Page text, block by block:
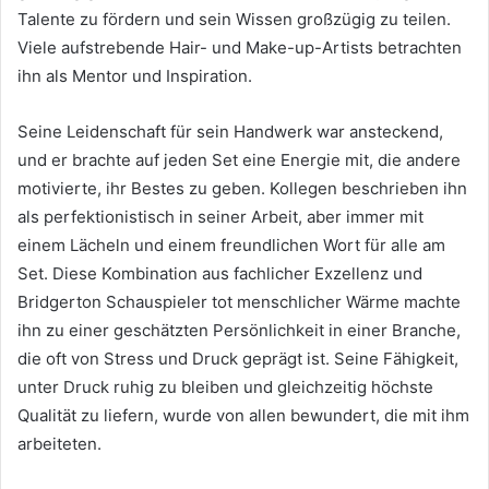
Talente zu fördern und sein Wissen großzügig zu teilen.
Viele aufstrebende Hair- und Make-up-Artists betrachten
ihn als Mentor und Inspiration.
Seine Leidenschaft für sein Handwerk war ansteckend,
und er brachte auf jeden Set eine Energie mit, die andere
motivierte, ihr Bestes zu geben. Kollegen beschrieben ihn
als perfektionistisch in seiner Arbeit, aber immer mit
einem Lächeln und einem freundlichen Wort für alle am
Set. Diese Kombination aus fachlicher Exzellenz und
Bridgerton Schauspieler tot menschlicher Wärme machte
ihn zu einer geschätzten Persönlichkeit in einer Branche,
die oft von Stress und Druck geprägt ist. Seine Fähigkeit,
unter Druck ruhig zu bleiben und gleichzeitig höchste
Qualität zu liefern, wurde von allen bewundert, die mit ihm
arbeiteten.